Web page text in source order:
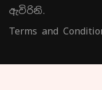
ඇවිරිනි.
Terms and